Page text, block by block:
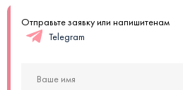
Отправьте заявку или напишитенам
Telegram